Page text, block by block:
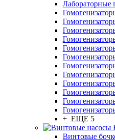
Лабораторные
+ ЕЩЕ 5
Винтовые